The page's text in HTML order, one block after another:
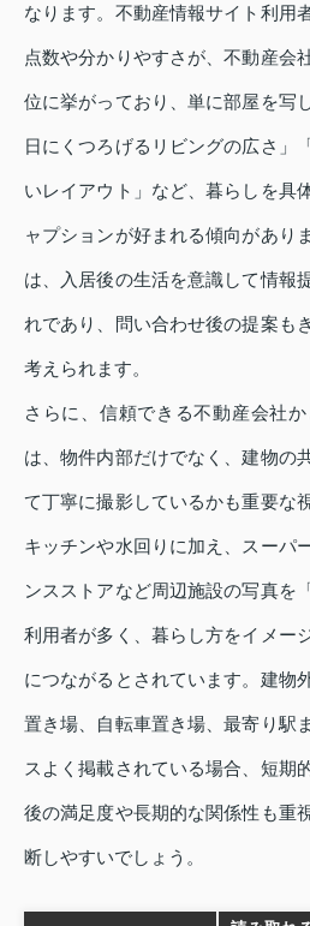
なります。不動産情報サイト利用
点数や分かりやすさが、不動産会
位に挙がっており、単に部屋を写
日にくつろげるリビングの広さ」
いレイアウト」など、暮らしを具
ャプションが好まれる傾向があり
は、入居後の生活を意識して情報
れであり、問い合わせ後の提案も
考えられます。
さらに、信頼できる不動産会社
は、物件内部だけでなく、建物の
て丁寧に撮影しているかも重要な
キッチンや水回りに加え、スーパ
ンスストアなど周辺施設の写真を
利用者が多く、暮らし方をイメー
につながるとされています。建物
置き場、自転車置き場、最寄り駅
スよく掲載されている場合、短期
後の満足度や長期的な関係性も重
断しやすいでしょう。